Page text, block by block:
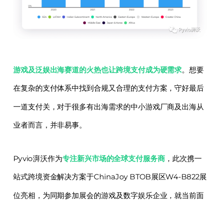
游戏及泛娱出海赛道的火热也让跨境支付成为硬需求。想要
在复杂的支付体系中找到合规又合理的支付方案，守好最后
一道支付关，对于很多有出海需求的中小游戏厂商及出海从
业者而言，并非易事。
Pyvio湃沃作为专注新兴市场的全球支付服务商 ，此次携一
站式跨境资金解决方案于ChinaJoy BTOB展区W4-B822展
位亮相，为同期参加展会的游戏及数字娱乐企业，就当前面